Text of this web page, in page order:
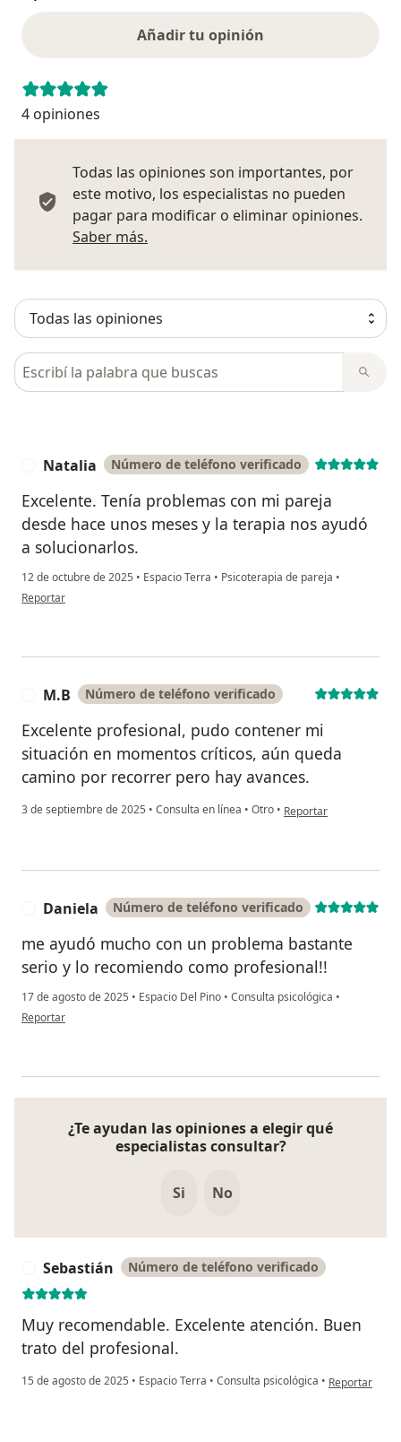
Añadir tu opinión
4 opiniones
Todas las opiniones son importantes, por
este motivo, los especialistas no pueden
pagar para modificar o eliminar opiniones.
Saber más.
Busca en opiniones
Natalia Número de teléfono verificado
Excelente. Tenía problemas con mi pareja
desde hace unos meses y la terapia nos ayudó
a solucionarlos.
12 de octubre de 2025 • Espacio Terra • Psicoterapia de pareja •
en opinión del usuario Natalia
Reportar
M.B Número de teléfono verificado
Excelente profesional, pudo contener mi
situación en momentos críticos, aún queda
camino por recorrer pero hay avances.
3 de septiembre de 2025 • Consulta en línea • Otro • en opinión del usuario
Reportar
Daniela Número de teléfono verificado
me ayudó mucho con un problema bastante
serio y lo recomiendo como profesional!!
17 de agosto de 2025 • Espacio Del Pino • Consulta psicológica •
en opinión del usuario Daniela
Reportar
¿Te ayudan las opiniones a elegir qué
especialistas consultar?
Si No
Sebastián Número de teléfono verificado
Muy recomendable. Excelente atención. Buen
trato del profesional.
15 de agosto de 2025 • Espacio Terra • Consulta psicológica • en opinión
Reportar